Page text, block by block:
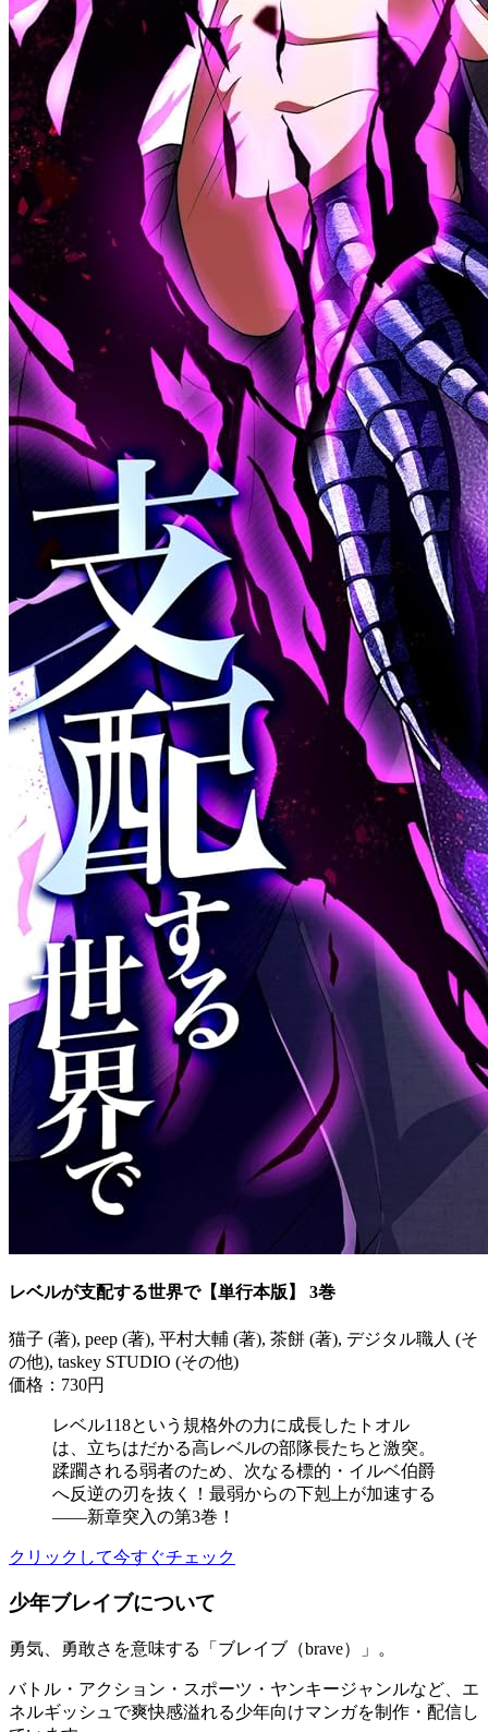
レベルが支配する世界で【単行本版】 3巻
猫子 (著), peep (著), 平村大輔 (著), 茶餅 (著), デジタル職人 (そ
の他), taskey STUDIO (その他)
価格：730円
レベル118という規格外の力に成長したトオル
は、立ちはだかる高レベルの部隊長たちと激突。
蹂躙される弱者のため、次なる標的・イルベ伯爵
へ反逆の刃を抜く！最弱からの下剋上が加速する
――新章突入の第3巻！
クリックして今すぐチェック
少年ブレイブについて
勇気、勇敢さを意味する「ブレイブ（brave）」。
バトル・アクション・スポーツ・ヤンキージャンルなど、エ
ネルギッシュで爽快感溢れる少年向けマンガを制作・配信し